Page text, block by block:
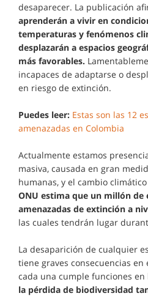
desaparecer. La publicación
aprenderán a vivir en
temperaturas y fenómenos
desplazarán a espacios
más favorables.
incapaces de adaptarse o
en riesgo de extinción.
Puedes leer: Estas son las 12
amenazadas en Colombia
Actualmente estamos
masiva, causada en gran
humanas, y el cambio
ONU estima que un millón de
amenazadas de extinción a
las cuales tendrán lugar
La desaparición de cualquier
tiene graves consecuencias
cada una cumple funciones en
la pérdida de biodiversidad